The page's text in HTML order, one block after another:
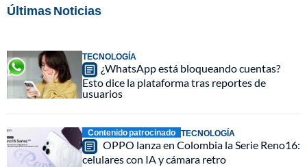
Últimas Noticias
TECNOLOGÍA
¿WhatsApp está bloqueando cuentas?
Esto dice la plataforma tras reportes de
usuarios
Contenido patrocinado TECNOLOGÍA
OPPO lanza en Colombia la Serie Reno16:
celulares con IA y cámara retro